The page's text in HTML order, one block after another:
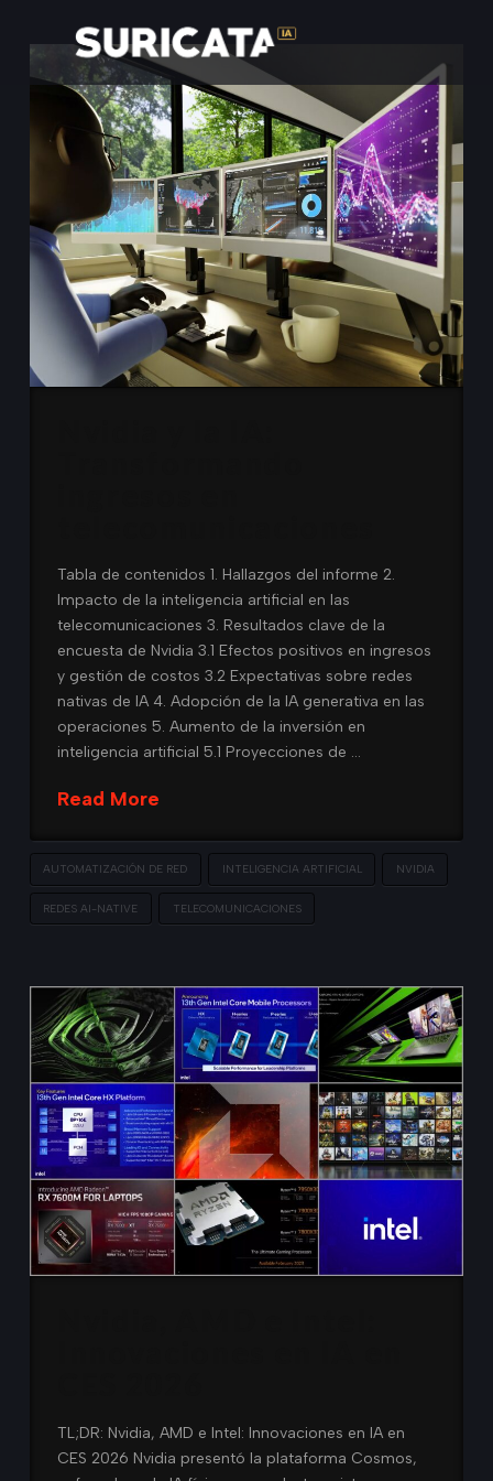
Tabla de contenidos 1. Hallazgos del informe 2.
Impacto de la inteligencia artificial en las
telecomunicaciones 3. Resultados clave de la
encuesta de Nvidia 3.1 Efectos positivos en ingresos
y gestión de costos 3.2 Expectativas sobre redes
nativas de IA 4. Adopción de la IA generativa en las
operaciones 5. Aumento de la inversión en
inteligencia artificial 5.1 Proyecciones de …
Read More
AUTOMATIZACIÓN DE RED INTELIGENCIA ARTIFICIAL NVIDIA
REDES AI-NATIVE TELECOMUNICACIONES
TL;DR: Nvidia, AMD e Intel: Innovaciones en IA en
CES 2026 Nvidia presentó la plataforma Cosmos,